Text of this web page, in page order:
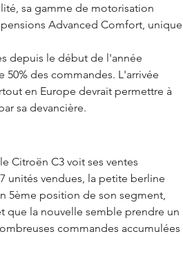
sa gamme de motorisation
Advanced Comfort, unique
depuis le début de l'année
des commandes. L'arrivée
en Europe devrait permettre à
sa devancière.
Citroën C3 voit ses ventes
unités vendues, la petite berline
5ème position de son segment,
que la nouvelle semble prendre un
commandes accumulées